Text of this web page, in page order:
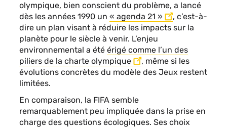
olympique, bien conscient du problème, a lancé
dès les années 1990 un « agenda 21 »
, c’est-à-
dire un plan visant à réduire les impacts sur la
planète pour le siècle à venir. L’enjeu
environnemental a été érigé comme l’un des
piliers de la charte olympique
, même si les
évolutions concrètes du modèle des Jeux restent
limitées.
En comparaison, la FIFA semble
remarquablement peu impliquée dans la prise en
charge des questions écologiques. Ses choix